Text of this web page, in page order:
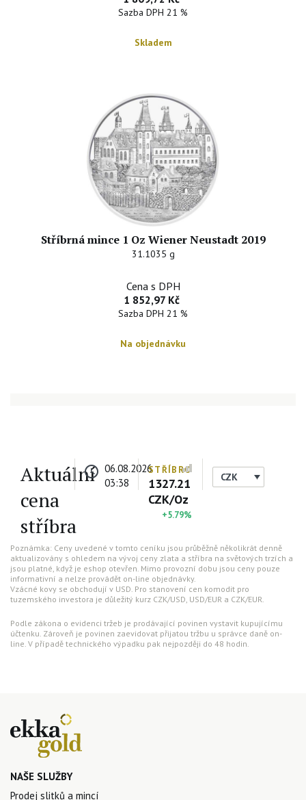
Sazba DPH 21 %
Skladem
Stříbrná mince 1 Oz Wiener Neustadt 2019
31.1035 g
Cena s DPH
1 852,97 Kč
Sazba DPH 21 %
Na objednávku
Aktuální
cena
stříbra
06.08.2026
03:38
STŘÍBRO
1327.21
CZK/Oz
+5.79%
CZK
Poznámka: Ceny uvedené v tomto ceníku jsou průběžně několikrát denně
aktualizovány s ohledem na vývoj ceny zlata a stříbra na světových trzích a
jsou platné, když je eshop otevřen. Mimo provozní dobu jsou ceny pouze
informativní a nelze provádět on-line objednávky.
Vzácné kovy se obchodují v USD. Pro stanovení cen komodit pro
tuzemského investora je důležitý kurz CZK/USD, USD/EUR a CZK/EUR.
Podle zákona o evidenci tržeb je prodávající povinen vystavit kupujícímu
účtenku. Zároveň je povinen zaevidovat přijatou tržbu u správce daně on-
line. V případě technického výpadku pak nejpozději do 48 hodin.
NAŠE SLUŽBY
Prodej slitků a mincí